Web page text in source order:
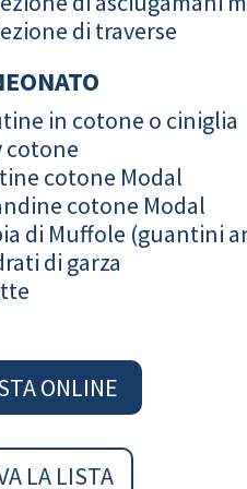
di traverse
in cotone o ciniglia
cotone
cotone Modal
cotone Modal
di Muffole (guantini
di garza
ONLINE
LA LISTA